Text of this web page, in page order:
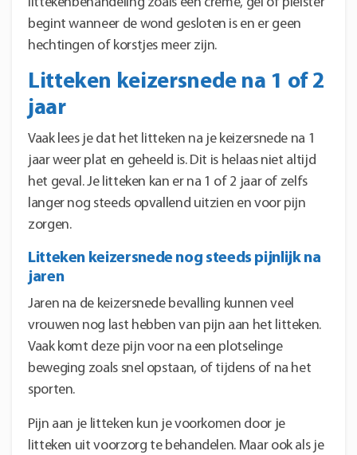
begint wanneer de wond gesloten is en er geen
hechtingen of korstjes meer zijn.
Litteken keizersnede na 1 of 2
jaar
Vaak lees je dat het litteken na je keizersnede na 1
jaar weer plat en geheeld is. Dit is helaas niet altijd
het geval. Je litteken kan er na 1 of 2 jaar of zelfs
langer nog steeds opvallend uitzien en voor pijn
zorgen.
Litteken keizersnede nog steeds pijnlijk na
jaren
Jaren na de keizersnede bevalling kunnen veel
vrouwen nog last hebben van pijn aan het litteken.
Vaak komt deze pijn voor na een plotselinge
beweging zoals snel opstaan, of tijdens of na het
sporten.
Pijn aan je litteken kun je voorkomen door je
litteken uit voorzorg te behandelen. Maar ook als je